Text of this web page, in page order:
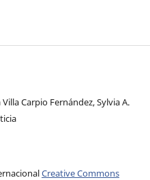
Carpio Fernández, Sylvia A.
Creative Commons